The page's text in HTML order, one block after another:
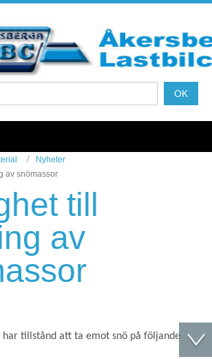
Nyheter
av snömassor
till
av
har tillstånd att ta emot snö på följande